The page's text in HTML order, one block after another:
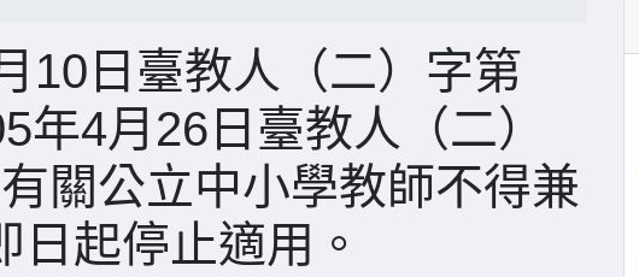
10日臺教人（二）字第
年4月26日臺教人（二）
關公立中小學教師不得兼
起停止適用。